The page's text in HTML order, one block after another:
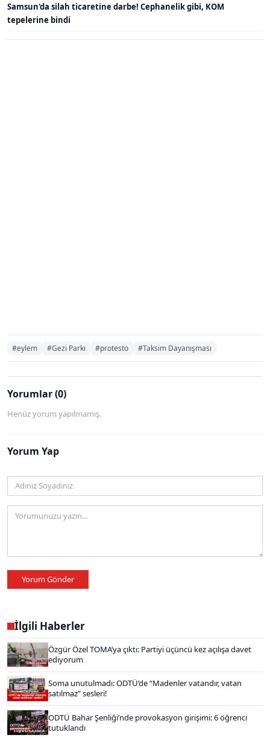
Samsun'da silah ticaretine darbe! Cephanelik gibi, KOM
tepelerine bindi
#eylem #Gezi Parkı #protesto #Taksim Dayanışması
Yorumlar (0)
Henüz yorum yapılmamış.
Yorum Yap
Yorum Gönder
İlgili Haberler
Özgür Özel TOMA’ya çıktı: Partiyi üçüncü kez açılışa davet
ediyorum
Soma unutulmadı: ODTÜ’de “Madenler vatandır, vatan
satılmaz” sesleri!
ODTÜ Bahar Şenliği’nde provokasyon girişimi: 6 öğrenci
tutuklandı